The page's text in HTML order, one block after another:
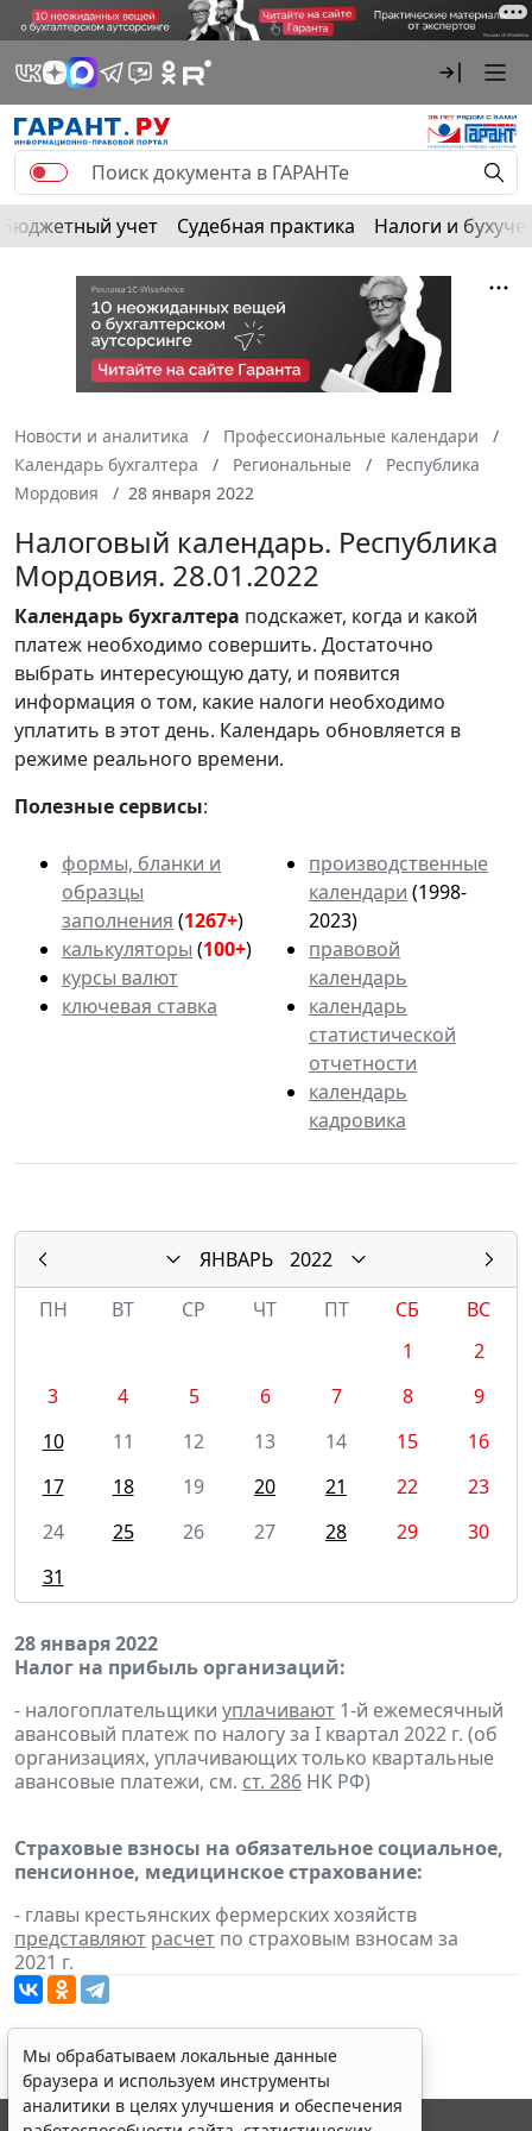
Бюджетный учет Судебная практика Налоги и
Новости и аналитика
Профессиональные календари
Календарь бухгалтера
Региональные
Республика
Мордовия
28 января 2022
Налоговый календарь. Республика
Мордовия. 28.01.2022
Календарьбухгалтера подскажет, когда и какой
платеж необходимо совершить. Достаточно
выбрать интересующую дату, и появится
информация о том, какие налоги необходимо
уплатить в этот день. Календарь обновляется в
режиме реального времени.
Полезные сервисы:
формы, бланки и
образцы
заполнения (1267+)
калькуляторы (100+)
курсы валют
ключевая ставка
производственные
календари (1998-
2023)
правовой
календарь
календарь
статистической
отчетности
календарь
кадровика
ЯНВАРЬ
2022
ПН
ВТ СР ЧТ ПТ СБ
ВС
1
2
3
4 5 6 7 8
9
10
11 12 13 14 15
16
17
18 19 20 21 22
23
24
25 26 27 28 29
30
31
28 января 2022
Налог на прибыль организаций:
- налогоплательщики уплачивают 1-й ежемесячный
авансовый платеж по налогу за I квартал 2022 г. (об
организациях, уплачивающих только квартальные
авансовые платежи, см. ст. 286 НК РФ)
Страховые взносы на обязательное социальное,
пенсионное, медицинское страхование:
- главы крестьянских фермерских хозяйств
представляют расчет по страховым взносам за
2021 г.
Мы обрабатываем локальные данные
браузера и используем инструменты
аналитики в целях улучшения и обеспечения